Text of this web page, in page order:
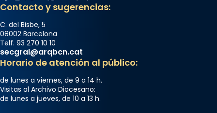
Contacto y sugerencias:
C. del Bisbe, 5
08002 Barcelona
Telf. 93 270 10 10
secgral@arqbcn.cat
Horario de atención al público:
de lunes a viernes, de 9 a 14 h.
Visitas al Archivo Diocesano:
de lunes a jueves, de 10 a 13 h.